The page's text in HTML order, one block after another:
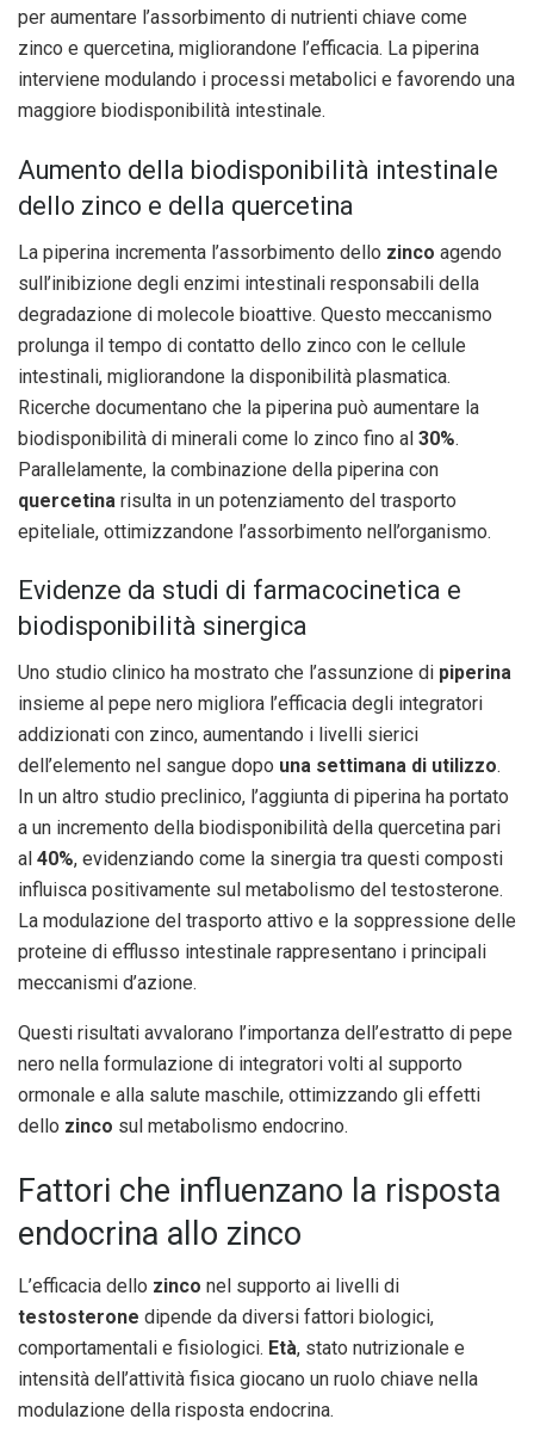
per aumentare l’assorbimento di nutrienti chiave come
zinco e quercetina, migliorandone l’efficacia. La piperina
interviene modulando i processi metabolici e favorendo una
maggiore biodisponibilità intestinale.
Aumento della biodisponibilità intestinale
dello zinco e della quercetina
La piperina incrementa l’assorbimento dello zinco agendo
sull’inibizione degli enzimi intestinali responsabili della
degradazione di molecole bioattive. Questo meccanismo
prolunga il tempo di contatto dello zinco con le cellule
intestinali, migliorandone la disponibilità plasmatica.
Ricerche documentano che la piperina può aumentare la
biodisponibilità di minerali come lo zinco fino al 30%.
Parallelamente, la combinazione della piperina con
quercetina risulta in un potenziamento del trasporto
epiteliale, ottimizzandone l’assorbimento nell’organismo.
Evidenze da studi di farmacocinetica e
biodisponibilità sinergica
Uno studio clinico ha mostrato che l’assunzione di piperina
insieme al pepe nero migliora l’efficacia degli integratori
addizionati con zinco, aumentando i livelli sierici
dell’elemento nel sangue dopo una settimana di utilizzo.
In un altro studio preclinico, l’aggiunta di piperina ha portato
a un incremento della biodisponibilità della quercetina pari
al 40%, evidenziando come la sinergia tra questi composti
influisca positivamente sul metabolismo del testosterone.
La modulazione del trasporto attivo e la soppressione delle
proteine di efflusso intestinale rappresentano i principali
meccanismi d’azione.
Questi risultati avvalorano l’importanza dell’estratto di pepe
nero nella formulazione di integratori volti al supporto
ormonale e alla salute maschile, ottimizzando gli effetti
dello zinco sul metabolismo endocrino.
Fattori che influenzano la risposta
endocrina allo zinco
L’efficacia dello zinco nel supporto ai livelli di
testosterone dipende da diversi fattori biologici,
comportamentali e fisiologici. Età, stato nutrizionale e
intensità dell’attività fisica giocano un ruolo chiave nella
modulazione della risposta endocrina.